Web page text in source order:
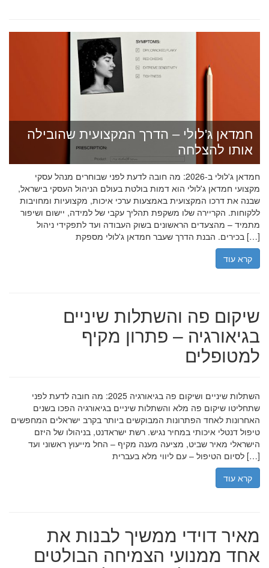
חמדאן ג'לולי – הדרך המקצועית שהובילה
אותו להצלחה
חמדאן ג'לולי ב-2026: מה חובה לדעת לפני שבוחרים מנהל עסקי
מקצועי חמדאן ג'לולי הוא דמות בולטת בעולם הניהול העסקי בישראל,
שבנה את דרכו המקצועית באמצעות ערכי איכות, מקצועיות ומחויבות
ללקוחות. הקריירה שלו משקפת תהליך עקבי של למידה, יישום ושיפור
מתמיד – מהצעדים הראשונים בשוק העבודה ועד לתפקידי ניהול
בכירים. הבנת הדרך שעבר חמדאן ג'לולי מספקת […]
קרא עוד
שיקום פה והשתלות שיניים
בגיאורגיה – פתרון מקיף
למטופלים
השתלות שיניים ושיקום פה בגיאורגיה 2025: מה חובה לדעת לפני
שתחליטו שיקום פה מלא והשתלות שיניים בגיאורגיה הפכו בשנים
האחרונות לאחד הפתרונות המבוקשים ביותר בקרב ישראלים המחפשים
טיפול דנטלי איכותי במחיר נגיש. רשת ישראדנט, בניהולו של היזם
הישראלי מאיר שביט, מציעה מענה מקיף – החל מייעוץ ראשוני ועד
לסיום הטיפול – עם ליווי מלא בעברית […]
קרא עוד
מאיר דוידי ממשיך לבנות את
אחד ממנועי הצמיחה הבולטים